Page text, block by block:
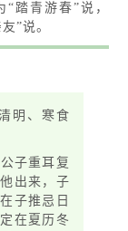
“踏青游春”说，
”说。
明、寒食
子重耳复
出来，子
子推忌日
在夏历冬